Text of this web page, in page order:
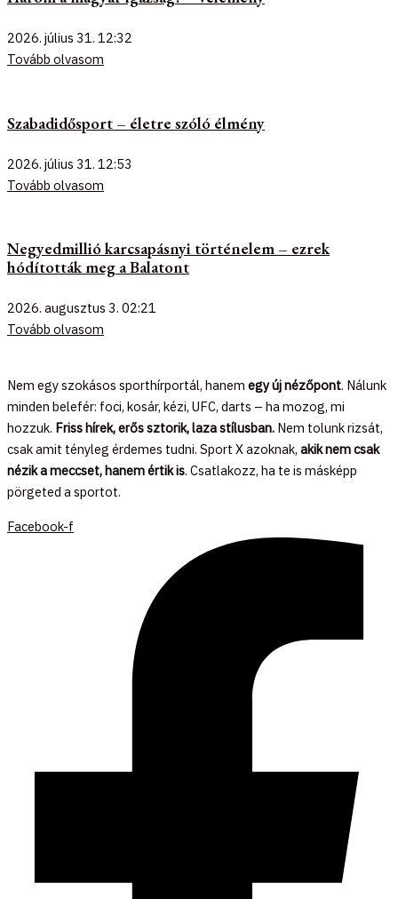
2026. július 31. 12:32
Tovább olvasom
Szabadidősport – életre szóló élmény
2026. július 31. 12:53
Tovább olvasom
Negyedmillió karcsapásnyi történelem – ezrek
hódították meg a Balatont
2026. augusztus 3. 02:21
Tovább olvasom
Nem egy szokásos sporthírportál, hanem egy új nézőpont. Nálunk
minden belefér: foci, kosár, kézi, UFC, darts – ha mozog, mi
hozzuk. Friss hírek, erős sztorik, laza stílusban. Nem tolunk rizsát,
csak amit tényleg érdemes tudni. Sport X azoknak, akik nem csak
nézik a meccset, hanem értik is. Csatlakozz, ha te is másképp
pörgeted a sportot.
Facebook-f